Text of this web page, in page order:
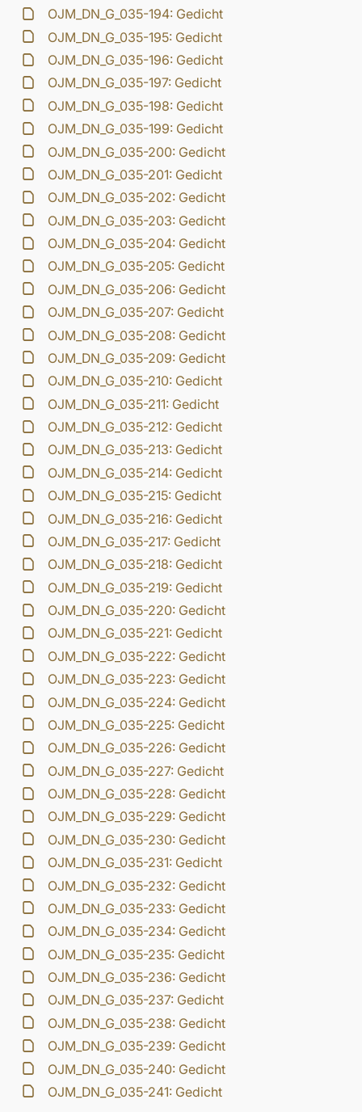
OJM_DN_G_035-194: Gedicht
OJM_DN_G_035-195: Gedicht
OJM_DN_G_035-196: Gedicht
OJM_DN_G_035-197: Gedicht
OJM_DN_G_035-198: Gedicht
OJM_DN_G_035-199: Gedicht
OJM_DN_G_035-200: Gedicht
OJM_DN_G_035-201: Gedicht
OJM_DN_G_035-202: Gedicht
OJM_DN_G_035-203: Gedicht
OJM_DN_G_035-204: Gedicht
OJM_DN_G_035-205: Gedicht
OJM_DN_G_035-206: Gedicht
OJM_DN_G_035-207: Gedicht
OJM_DN_G_035-208: Gedicht
OJM_DN_G_035-209: Gedicht
OJM_DN_G_035-210: Gedicht
OJM_DN_G_035-211: Gedicht
OJM_DN_G_035-212: Gedicht
OJM_DN_G_035-213: Gedicht
OJM_DN_G_035-214: Gedicht
OJM_DN_G_035-215: Gedicht
OJM_DN_G_035-216: Gedicht
OJM_DN_G_035-217: Gedicht
OJM_DN_G_035-218: Gedicht
OJM_DN_G_035-219: Gedicht
OJM_DN_G_035-220: Gedicht
OJM_DN_G_035-221: Gedicht
OJM_DN_G_035-222: Gedicht
OJM_DN_G_035-223: Gedicht
OJM_DN_G_035-224: Gedicht
OJM_DN_G_035-225: Gedicht
OJM_DN_G_035-226: Gedicht
OJM_DN_G_035-227: Gedicht
OJM_DN_G_035-228: Gedicht
OJM_DN_G_035-229: Gedicht
OJM_DN_G_035-230: Gedicht
OJM_DN_G_035-231: Gedicht
OJM_DN_G_035-232: Gedicht
OJM_DN_G_035-233: Gedicht
OJM_DN_G_035-234: Gedicht
OJM_DN_G_035-235: Gedicht
OJM_DN_G_035-236: Gedicht
OJM_DN_G_035-237: Gedicht
OJM_DN_G_035-238: Gedicht
OJM_DN_G_035-239: Gedicht
OJM_DN_G_035-240: Gedicht
OJM_DN_G_035-241: Gedicht